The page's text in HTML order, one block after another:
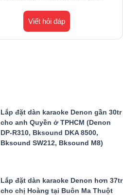
Viết hỏi đáp
Lắp đặt dàn karaoke Denon gần 30tr
cho anh Quyền ở TPHCM (Denon
DP-R310, Bksound DKA 8500,
Bksound SW212, Bksound M8)
Lắp đặt dàn karaoke Denon hơn 37tr
cho chị Hoàng tại Buôn Ma Thuột